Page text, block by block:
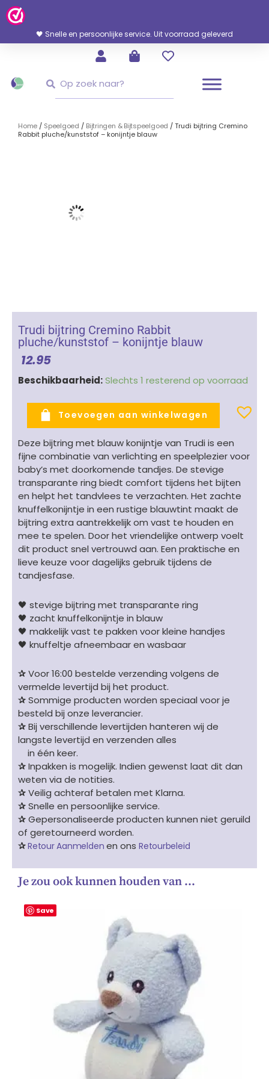
Ga
Naar
Inhoud
🖤 Snelle en persoonlijke service. Uit voorraad geleverd
Home / Speelgoed / Bijtringen & Bijtspeelgoed / Trudi bijtring Cremino
Rabbit pluche/kunststof – konijntje blauw
Trudi bijtring Cremino Rabbit
pluche/kunststof – konijntje blauw
12.95
Beschikbaarheid:Slechts 1 resterend op voorraad
Trudi
Cremino
Rabbit
–
konijntje
blauw
aantal
Toevoegen aan winkelwagen
Deze bijtring met blauw konijntje van Trudi is een
fijne combinatie van verlichting en speelplezier voor
baby’s met doorkomende tandjes. De stevige
transparante ring biedt comfort tijdens het bijten
en helpt het tandvlees te verzachten. Het zachte
knuffelkonijntje in een rustige blauwtint maakt de
bijtring extra aantrekkelijk om vast te houden en
mee te spelen. Door het vriendelijke ontwerp voelt
dit product snel vertrouwd aan. Een praktische en
lieve keuze voor dagelijks gebruik tijdens de
tandjesfase.
🖤 stevige bijtring met transparante ring
🖤 zacht knuffelkonijntje in blauw
🖤 makkelijk vast te pakken voor kleine handjes
🖤 knuffeltje afneembaar en wasbaar
✰Voor 16:00 bestelde verzending volgens de
vermelde levertijd bij het product.
✰Sommige producten worden speciaal voor je
besteld bij onze leverancier.
✰Bij verschillende levertijden hanteren wij de
langste levertijd en verzenden alles
in één keer.
✰Inpakken is mogelijk. Indien gewenst laat dit dan
weten via de notities.
✰Veilig achteraf betalen met Klarna.
✰Snelle en persoonlijke service.
✰Gepersonaliseerde producten kunnen niet geruild
of geretourneerd worden.
✰Retour Aanmelden en ons Retourbeleid
Je zou ook kunnen houden van …
Save